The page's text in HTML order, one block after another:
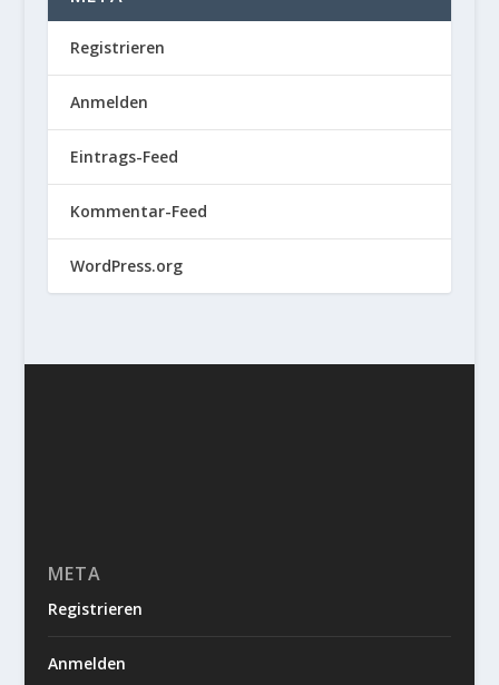
Registrieren
Anmelden
Eintrags-Feed
Kommentar-Feed
WordPress.org
META
Registrieren
Anmelden